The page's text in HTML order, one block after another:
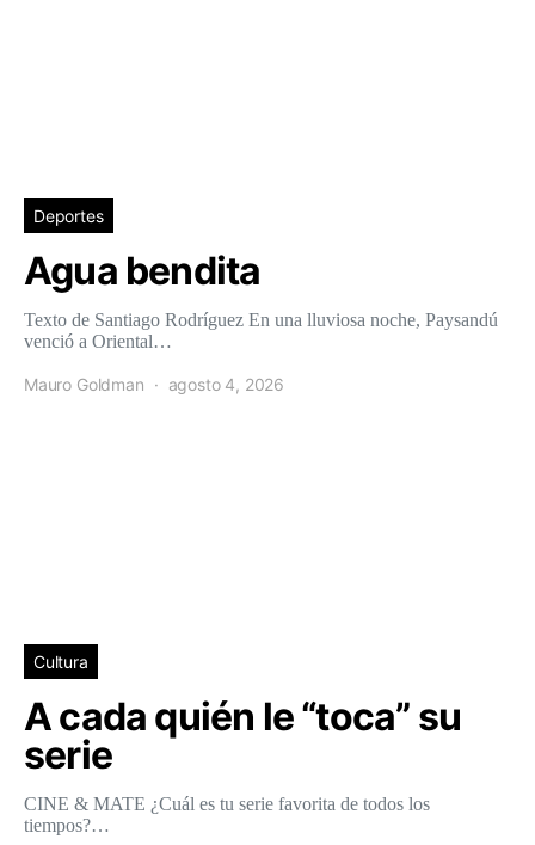
Deportes
Agua bendita
Texto de Santiago Rodríguez En una lluviosa noche, Paysandú
venció a Oriental…
Mauro Goldman agosto 4, 2026
Cultura
A cada quién le “toca” su
serie
CINE & MATE ¿Cuál es tu serie favorita de todos los
tiempos?…